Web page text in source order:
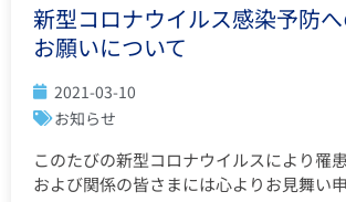
新型コロナウイルス感染予防
お願いについて
2021-03-10
お知らせ
このたびの新型コロナウイルスにより罹
および関係の皆さまには心よりお見舞い